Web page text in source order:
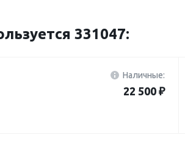
331047:
Наличные:
22 500 ₽